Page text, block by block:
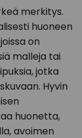
merkitys.
huoneen
on
malleja tai
jotka
Hyvin
huonetta,
avoimen